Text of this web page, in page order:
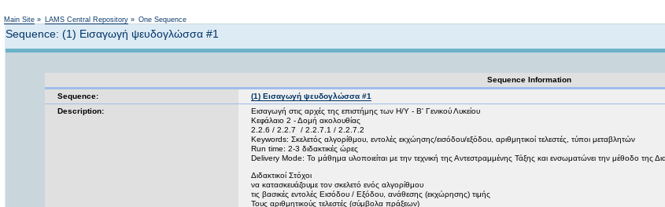
Main Site » LAMS Central Repository » One Sequence
Sequence: (1) Εισαγωγή ψευδογλώσσα #1
Sequence Information
Sequence:
(1) Εισαγωγή ψευδογλώσσα #1
Description:
Εισαγωγή στις αρχές της επιστήμης των Η/Υ - B' Γενικού Λυκείου
Κεφάλαιο 2 - Δομή ακολουθίας
2.2.6 / 2.2.7 / 2.2.7.1 / 2.2.7.2
Keywords: Σκελετός αλγορίθμου, εντολές εκχώησης/εισόδου/εξόδου, αριθμητικοί τελεστές, τύποι μεταβλητών
Run time: 2-3 διδακτικές ώρες
Delivery Mode: Το μάθημα υλοποιείται με την τεχνική της Αντεστραμμένης Τάξης και ενσωματώνει την μέθοδο της
Διδακτικοί Στόχοι
να κατασκευάζουμε τον σκελετό ενός αλγορίθμου
τις βασικές εντολές Εισόδου / Εξόδου, ανάθεσης (εκχώρησης) τιμής
Τους αριθμητικούς τελεστές (σύμβολα πράξεων)